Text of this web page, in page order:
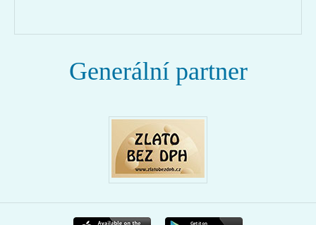
Generální partner